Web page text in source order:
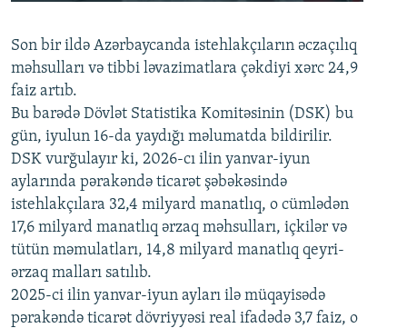
Auto 240p 360p 480p
720p 1080p
360p
480p
720p
1080p
Son bir ildə Azərbaycanda istehlakçıların əczaçılıq
məhsulları və tibbi ləvazimatlara çəkdiyi xərc 24,9
faiz artıb.
Bu barədə Dövlət Statistika Komitəsinin (DSK) bu
gün, iyulun 16-da yaydığı məlumatda bildirilir.
DSK vurğulayır ki, 2026-cı ilin yanvar-iyun
aylarında pərakəndə ticarət şəbəkəsində
istehlakçılara 32,4 milyard manatlıq, o cümlədən
17,6 milyard manatlıq ərzaq məhsulları, içkilər və
tütün məmulatları, 14,8 milyard manatlıq qeyri-
ərzaq malları satılıb.
2025-ci ilin yanvar-iyun ayları ilə müqayisədə
pərakəndə ticarət dövriyyəsi real ifadədə 3,7 faiz, o